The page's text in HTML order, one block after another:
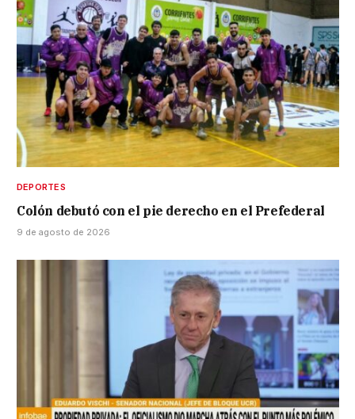
DEPORTES
Colón debutó con el pie derecho en el Prefederal
9 de agosto de 2026